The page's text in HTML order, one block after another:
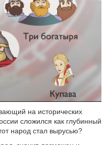
на исторических
сложился как глубинный
народ стал вырусью?